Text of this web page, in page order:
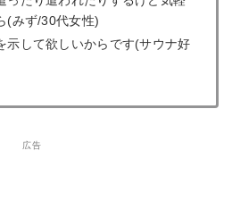
(みず/30代女性)
示して欲しいからです(サウナ好
広告